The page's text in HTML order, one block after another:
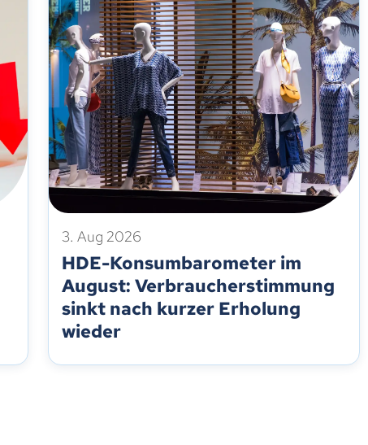
3. Aug 2026
HDE-Konsumbarometer im
August: Verbraucherstimmung
sinkt nach kurzer Erholung
wieder